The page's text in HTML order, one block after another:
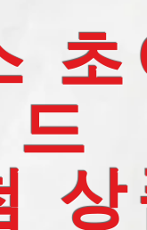
초
드
상